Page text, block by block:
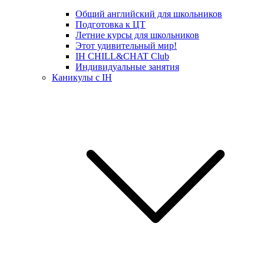
Общий английский для школьников
Подготовка к ЦТ
Летние курсы для школьников
Этот удивительный мир!
IH CHILL&CHAT Club
Индивидуальные занятия
Каникулы с IH